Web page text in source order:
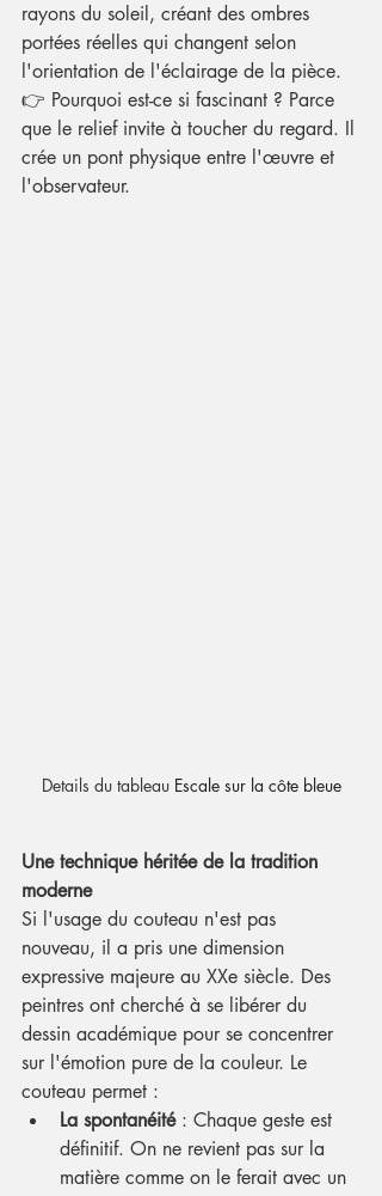
rayons du soleil, créant des ombres
portées réelles qui changent selon
l'orientation de l'éclairage de la pièce.
👉 Pourquoi est-ce si fascinant ? Parce
que le relief invite à toucher du regard. Il
crée un pont physique entre l'œuvre et
l'observateur.
Details du tableau Escale sur la côte bleue
Une technique héritée de la tradition
moderne
Si l'usage du couteau n'est pas
nouveau, il a pris une dimension
expressive majeure au XXe siècle. Des
peintres ont cherché à se libérer du
dessin académique pour se concentrer
sur l'émotion pure de la couleur. Le
couteau permet :
La spontanéité : Chaque geste est
définitif. On ne revient pas sur la
matière comme on le ferait avec un